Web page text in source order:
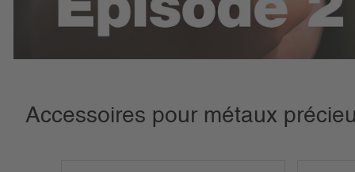
Accessoires pour métaux